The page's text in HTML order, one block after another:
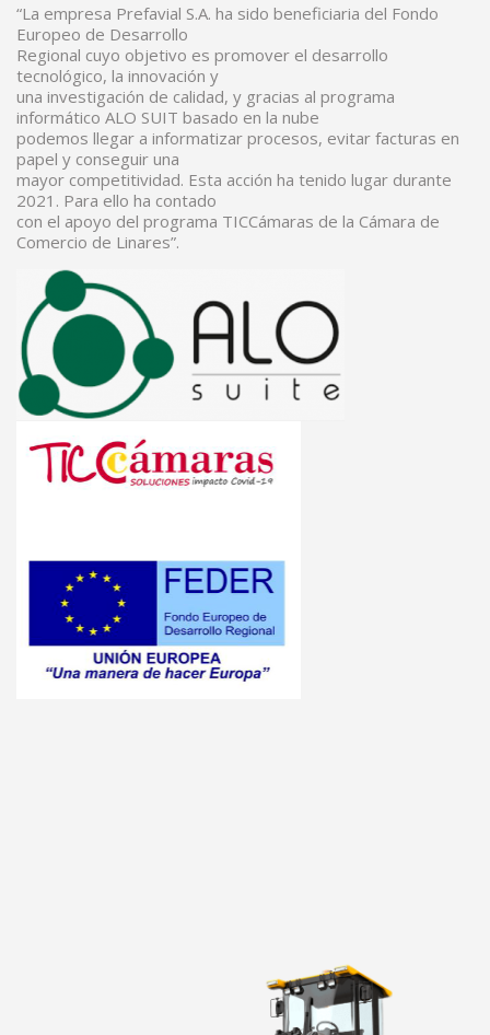
“La empresa Prefavial S.A. ha sido beneficiaria del Fondo
Europeo de Desarrollo
Regional cuyo objetivo es promover el desarrollo
tecnológico, la innovación y
una investigación de calidad, y gracias al programa
informático ALO SUIT basado en la nube
podemos llegar a informatizar procesos, evitar facturas en
papel y conseguir una
mayor competitividad. Esta acción ha tenido lugar durante
2021. Para ello ha contado
con el apoyo del programa TICCámaras de la Cámara de
Comercio de Linares”.